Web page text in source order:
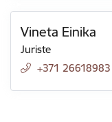
Vineta Einika
Juriste
+371 26618983